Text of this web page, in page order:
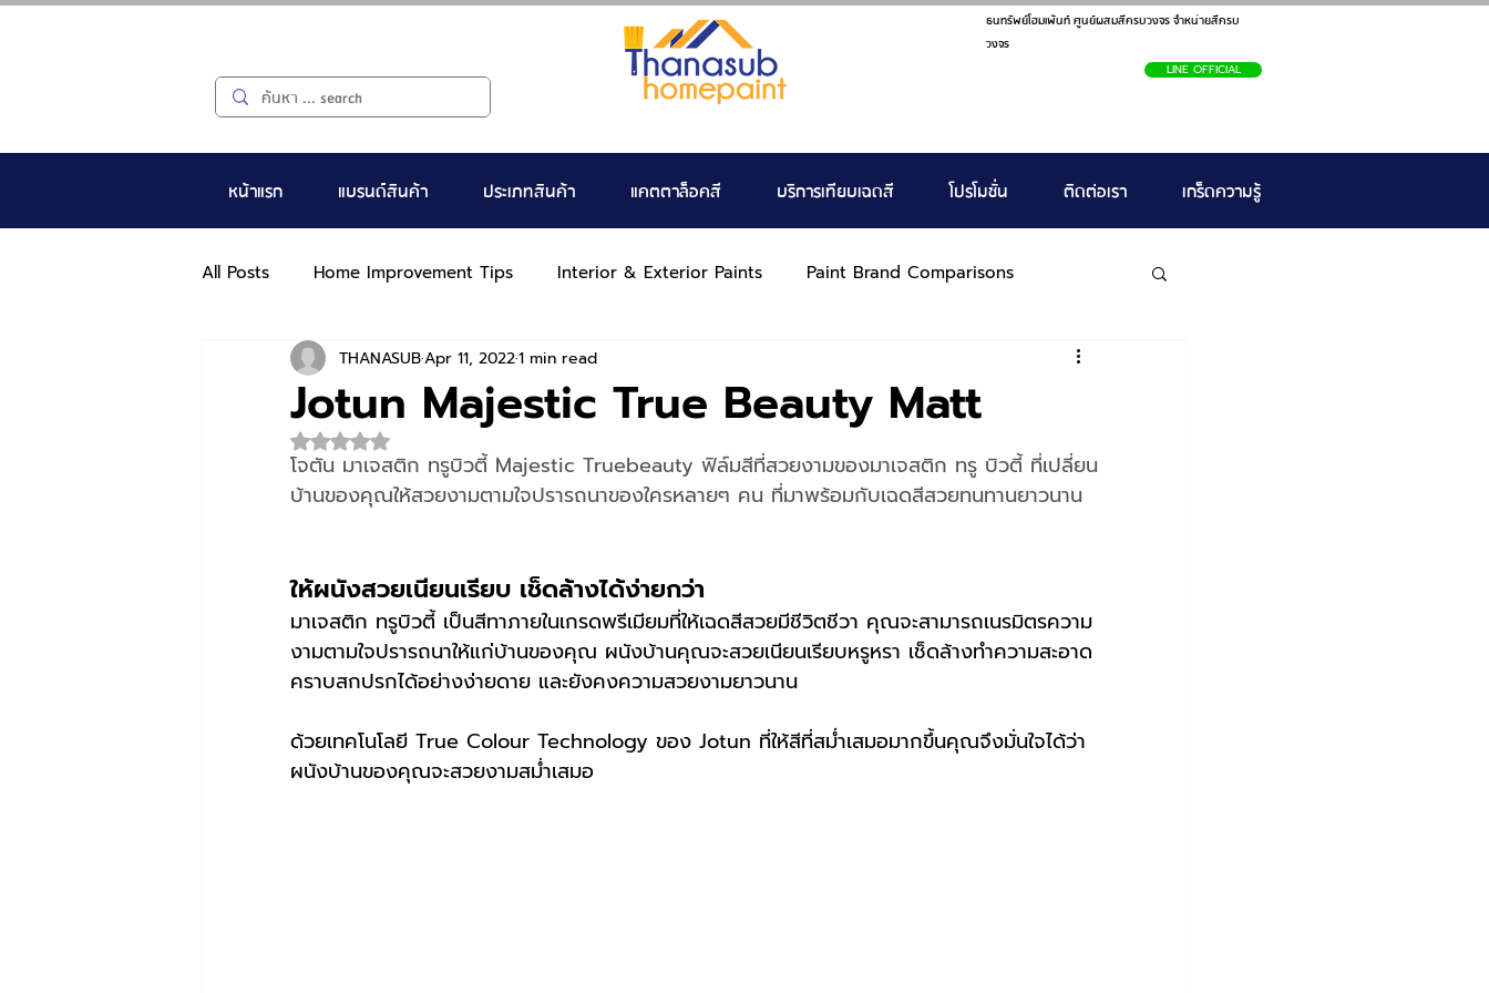
ธนทรัพย์โฮมเพ้นท์ ศูนย์ผสมสีครบวงจร จำหน่ายสีครบ
วงจร
LINE OFFICIAL
หน้าแรก แบรนด์สินค้า ประเภทสินค้า แคตตาล็อคสี บริการเทียบเฉดสี โปรโมชั่น ติดต่อเรา เกร็ดความรู้
All Posts Home Improvement Tips Interior & Exterior Paints Paint Brand Comparisons
Jotun Majestic True Beauty Matt
THANASUBApr 11, 20221 min read
Rated NaN out of 5 stars.
โจตัน มาเจสติก ทรูบิวตี้ Majestic Truebeauty ฟิล์มสีที่สวยงามของมาเจสติก ทรู บิวตี้ ที่เปลี่ยน
บ้านของคุณให้สวยงามตามใจปรารถนาของใครหลายๆ คน ที่มาพร้อมกับเฉดสีสวยทนทานยาวนาน
ให้ผนังสวยเนียนเรียบ เช็ดล้างได้ง่ายกว่า
มาเจสติก ทรูบิวตี้ เป็นสีทาภายในเกรดพรีเมียมที่ให้เฉดสีสวยมีชีวิตชีวา คุณจะสามารถเนรมิตรความ
งามตามใจปรารถนาให้แก่บ้านของคุณ ผนังบ้านคุณจะสวยเนียนเรียบหรูหรา เช็ดล้างทำความสะอาด
คราบสกปรกได้อย่างง่ายดาย และยังคงความสวยงามยาวนาน
ด้วยเทคโนโลยี True Colour Technology ของ Jotun ที่ให้สีที่สม่ำเสมอมากขึ้นคุณจึงมั่นใจได้ว่า
ผนังบ้านของคุณจะสวยงามสม่ำเสมอ